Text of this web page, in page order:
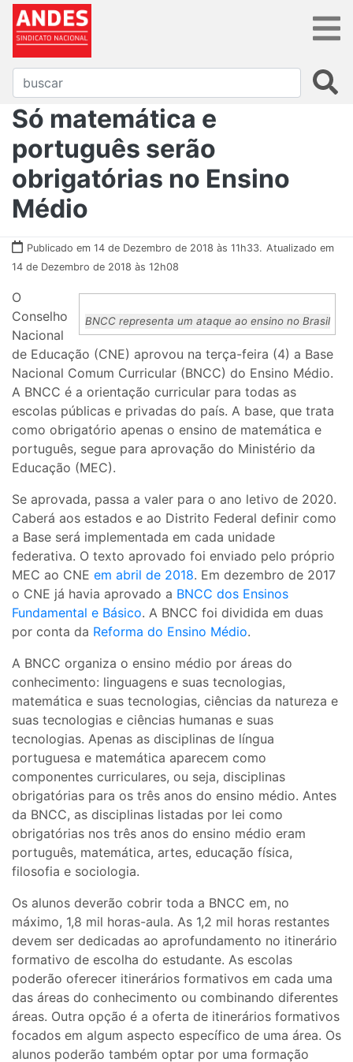
Só matemática e
português serão
obrigatórias no Ensino
Médio
Publicado em 14 de Dezembro de 2018 às 11h33. Atualizado em
14 de Dezembro de 2018 às 12h08
BNCC representa um ataque ao ensino no Brasil
O
Conselho
Nacional
de Educação (CNE) aprovou na terça-feira (4) a Base
Nacional Comum Curricular (BNCC) do Ensino Médio.
A BNCC é a orientação curricular para todas as
escolas públicas e privadas do país. A base, que trata
como obrigatório apenas o ensino de matemática e
português, segue para aprovação do Ministério da
Educação (MEC).
Se aprovada, passa a valer para o ano letivo de 2020.
Caberá aos estados e ao Distrito Federal definir como
a Base será implementada em cada unidade
federativa. O texto aprovado foi enviado pelo próprio
MEC ao CNE em abril de 2018. Em dezembro de 2017
o CNE já havia aprovado a BNCC dos Ensinos
Fundamental e Básico. A BNCC foi dividida em duas
por conta da Reforma do Ensino Médio.
A BNCC organiza o ensino médio por áreas do
conhecimento: linguagens e suas tecnologias,
matemática e suas tecnologias, ciências da natureza e
suas tecnologias e ciências humanas e suas
tecnologias. Apenas as disciplinas de língua
portuguesa e matemática aparecem como
componentes curriculares, ou seja, disciplinas
obrigatórias para os três anos do ensino médio. Antes
da BNCC, as disciplinas listadas por lei como
obrigatórias nos três anos do ensino médio eram
português, matemática, artes, educação física,
filosofia e sociologia.
Os alunos deverão cobrir toda a BNCC em, no
máximo, 1,8 mil horas-aula. As 1,2 mil horas restantes
devem ser dedicadas ao aprofundamento no itinerário
formativo de escolha do estudante. As escolas
poderão oferecer itinerários formativos em cada uma
das áreas do conhecimento ou combinando diferentes
áreas. Outra opção é a oferta de itinerários formativos
focados em algum aspecto específico de uma área. Os
alunos poderão também optar por uma formação